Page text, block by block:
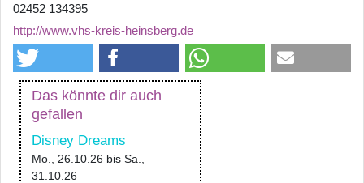
02452 134395
http://www.vhs-kreis-heinsberg.de
Das könnte dir auch
gefallen
Disney Dreams
Mo., 26.10.26 bis Sa.,
31.10.26